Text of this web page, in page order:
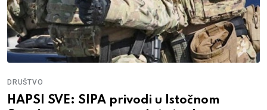
DRUŠTVO
HAPSI SVE: SIPA privodi u Istočnom